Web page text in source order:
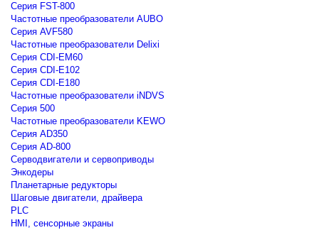
Серия FST-800
Частотные преобразователи AUBO
Серия AVF580
Частотные преобразователи Delixi
Серия CDI-EM60
Серия CDI-E102
Серия CDI-E180
Частотные преобразователи iNDVS
Серия 500
Частотные преобразователи KEWO
Серия AD350
Серия AD-800
Серводвигатели и сервоприводы
Энкодеры
Планетарные редукторы
Шаговые двигатели, драйвера
PLC
HMI, сенсорные экраны